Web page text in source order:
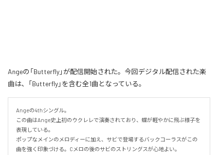
Angeの「Butterfly」が配信開始された。今回デジタル配信された楽
曲は、「Butterfly」を含む全1曲となっている。
Angeの4thシングル。
この曲はAnge史上初のウクレレで演奏されており、蝶が軽やかに飛ぶ様子を
表現している。
ポップなメインのメロディーに加え、サビで登場するバックコーラスがこの
曲を強く印象づける。Cメロの後のサビのストリングスが心地よい。